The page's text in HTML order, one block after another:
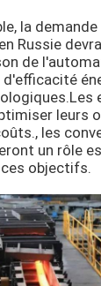
la
Russie
de
leurs
les
un rôle
objectifs.